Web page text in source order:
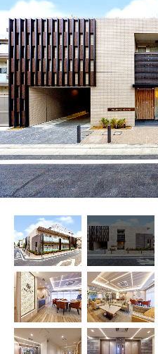
プレザングラン
プレザンメゾン
有料老人ホームとは
たのしい家
認知症対応型グループ
認知症のおはなし
小規模多機能型居宅介
たのしい家
小規模多機能型居宅介
tel0120-
9:00～
お問い合わせフォーム
お気に入り 資
ご入居までの流れ
介護保険の仕組み
FAQ
運営会社
プライバシーポリシー